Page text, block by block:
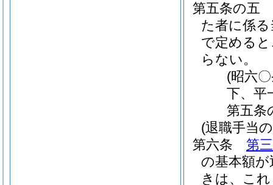
第五条の五
た者に係
で定める
らない。
(昭六
下、平
第五条
(退職手当
第六条
第
の基本額
きは、こ